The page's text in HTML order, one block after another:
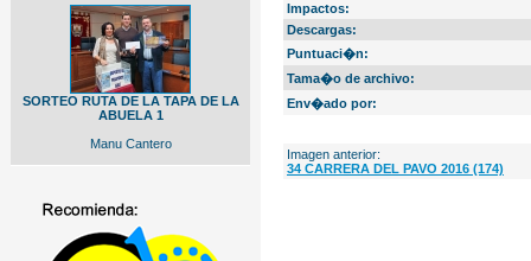
SORTEO RUTA DE LA TAPA DE LA
ABUELA 1
Manu Cantero
Impactos:
Descargas:
Puntuaci�n:
Tama�o de archivo:
Env�ado por:
Imagen anterior:
34 CARRERA DEL PAVO 2016 (174)